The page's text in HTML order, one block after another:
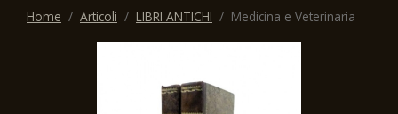
Home Articoli LIBRI ANTICHI Medicina e Veterinaria